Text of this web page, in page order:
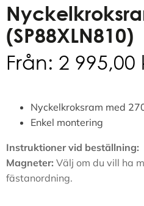
(SP88XLN810)
Från: 2 995,00
Nyckelkroksram med
Enkel montering
Instruktioner vid beställning:
Magneter: Välj om du vill ha
fästanordning.